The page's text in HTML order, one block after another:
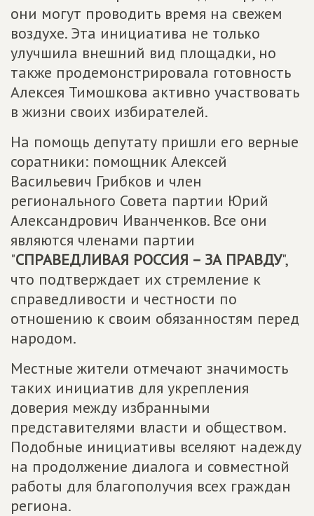
они могут проводить время на свежем
воздухе. Эта инициатива не только
улучшила внешний вид площадки, но
также продемонстрировала готовность
Алексея Тимошкова активно участвовать
в жизни своих избирателей.
На помощь депутату пришли его верные
соратники: помощник Алексей
Васильевич Грибков и член
регионального Совета партии Юрий
Александрович Иванченков. Все они
являются членами партии
"СПРАВЕДЛИВАЯ РОССИЯ – ЗА ПРАВДУ",
что подтверждает их стремление к
справедливости и честности по
отношению к своим обязанностям перед
народом.
Местные жители отмечают значимость
таких инициатив для укрепления
доверия между избранными
представителями власти и обществом.
Подобные инициативы вселяют надежду
на продолжение диалога и совместной
работы для благополучия всех граждан
региона.